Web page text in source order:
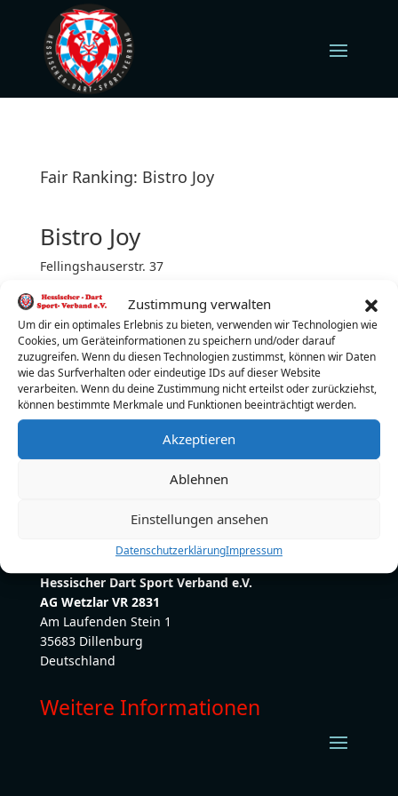
Zustimmung verwalten
Um dir ein optimales Erlebnis zu bieten, verwenden wir Technologien wie
Cookies, um Geräteinformationen zu speichern und/oder darauf
zuzugreifen. Wenn du diesen Technologien zustimmst, können wir Daten
wie das Surfverhalten oder eindeutige IDs auf dieser Website
verarbeiten. Wenn du deine Zustimmung nicht erteilst oder zurückziehst,
können bestimmte Merkmale und Funktionen beeinträchtigt werden.
Akzeptieren
Ablehnen
Einstellungen ansehen
DatenschutzerklärungImpressum
Fair Ranking: Bistro Joy
Bistro Joy
Fellingshauserstr. 37
Mittwoch (jeden)
Turnierbeginn: 19:00 Uhr
Turnierleiter:Dominic Olczak
Telefon:0152/05675599
E-Mail: Dominic-Ratte@web.de
Hessischer Dart Sport Verband e.V.
AG Wetzlar VR 2831
Am Laufenden Stein 1
35683 Dillenburg
Deutschland
Weitere Informationen